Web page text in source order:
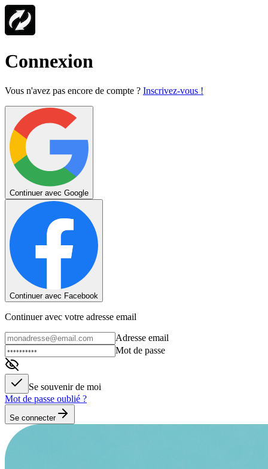
Connexion
Vous n'avez pas encore de compte ? Inscrivez-vous !
Continuer avec Google
Continuer avec Facebook
Continuer avec votre adresse email
Adresse email
Mot de passe
Se souvenir de moi
Mot de passe oublié ?
Se connecter